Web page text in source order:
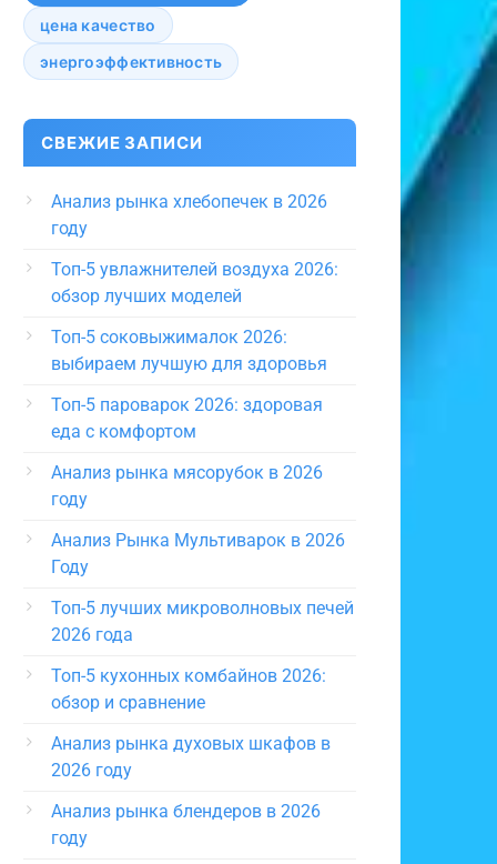
цена качество
энергоэффективность
СВЕЖИЕ ЗАПИСИ
Анализ рынка хлебопечек в 2026
году
Топ-5 увлажнителей воздуха 2026:
обзор лучших моделей
Топ-5 соковыжималок 2026:
выбираем лучшую для здоровья
Топ-5 пароварок 2026: здоровая
еда с комфортом
Анализ рынка мясорубок в 2026
году
Анализ Рынка Мультиварок в 2026
Году
Топ-5 лучших микроволновых печей
2026 года
Топ-5 кухонных комбайнов 2026:
обзор и сравнение
Анализ рынка духовых шкафов в
2026 году
Анализ рынка блендеров в 2026
году